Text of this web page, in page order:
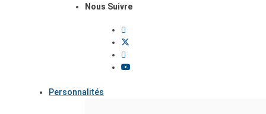
Nous Suivre
Personnalités